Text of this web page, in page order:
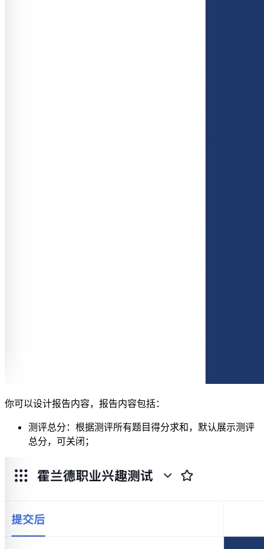
你可以设计报告内容，报告内容包括：
测评总分：根据测评所有题目得分求和，默认展示测评
总分，可关闭；